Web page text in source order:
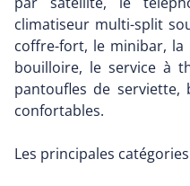
climatiseur multi-split
coffre-fort, le minibar, la
bouilloire, le service à
pantoufles de serviette,
confortables.
Les principales